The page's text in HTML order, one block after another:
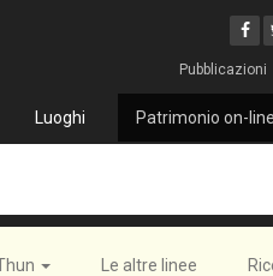
Pubblicazioni
Luoghi Patrimonio on-line
Le altre linee